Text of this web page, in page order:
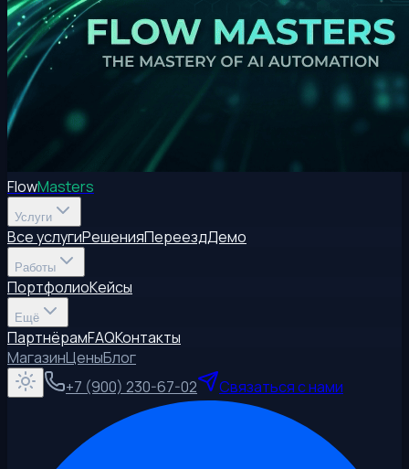
FlowMasters
Услуги
Все услугиРешенияПереездДемо
Работы
ПортфолиоКейсы
Ещё
ПартнёрамFAQКонтакты
МагазинЦеныБлог
+7 (900) 230-67-02
Связаться с нами